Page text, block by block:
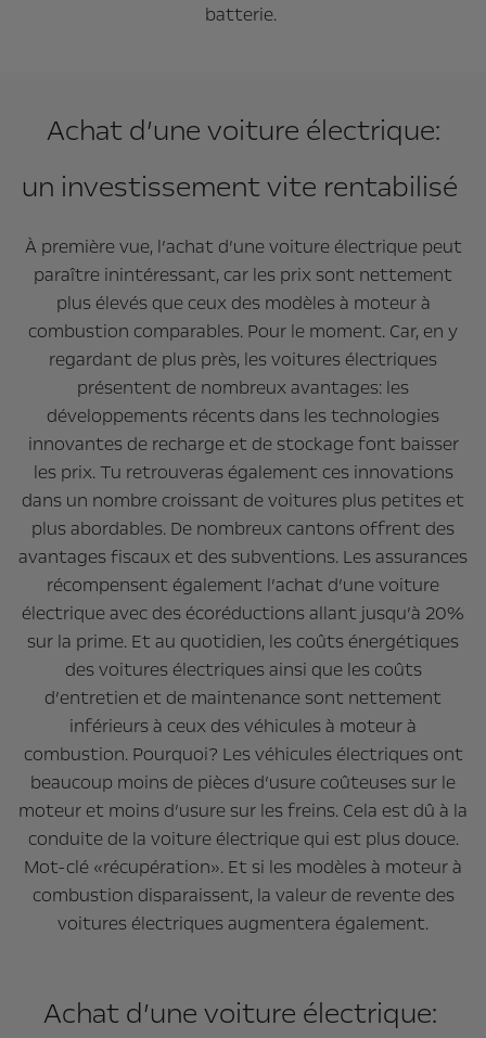
batterie.
Achat d’une voiture électrique:
un investissement vite rentabilisé
À première vue, l’achat d’une voiture électrique peut
paraître inintéressant, car les prix sont nettement
plus élevés que ceux des modèles à moteur à
combustion comparables. Pour le moment. Car, en y
regardant de plus près, les voitures électriques
présentent de nombreux avantages: les
développements récents dans les technologies
innovantes de recharge et de stockage font baisser
les prix. Tu retrouveras également ces innovations
dans un nombre croissant de voitures plus petites et
plus abordables. De nombreux cantons offrent des
avantages fiscaux et des subventions. Les assurances
récompensent également l’achat d’une voiture
électrique avec des écoréductions allant jusqu’à 20%
sur la prime. Et au quotidien, les coûts énergétiques
des voitures électriques ainsi que les coûts
d’entretien et de maintenance sont nettement
inférieurs à ceux des véhicules à moteur à
combustion. Pourquoi? Les véhicules électriques ont
beaucoup moins de pièces d’usure coûteuses sur le
moteur et moins d’usure sur les freins. Cela est dû à la
conduite de la voiture électrique qui est plus douce.
Mot-clé «récupération». Et si les modèles à moteur à
combustion disparaissent, la valeur de revente des
voitures électriques augmentera également.
Achat d’une voiture électrique: